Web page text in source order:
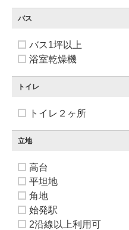
バス
バス1坪以上
浴室乾燥機
トイレ
トイレ２ヶ所
立地
高台
平坦地
角地
始発駅
2沿線以上利用可